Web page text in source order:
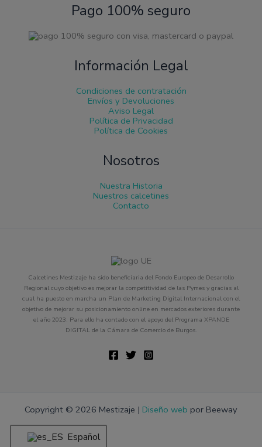
Pago 100% seguro
Información Legal
Condiciones de contratación
Envíos y Devoluciones
Aviso Legal
Política de Privacidad
Política de Cookies
Nosotros
Nuestra Historia
Nuestros calcetines
Contacto
Calcetines Mestizaje ha sido beneficiaria del Fondo Europeo de Desarrollo
Regional cuyo objetivo es mejorar la competitividad de las Pymes y gracias al
cual ha puesto en marcha un Plan de Marketing Digital Internacional con el
objetivo de mejorar su posicionamiento online en mercados exteriores durante
el año 2023. Para ello ha contado con el apoyo del Programa XPANDE
DIGITAL de la Cámara de Comercio de Burgos.
Copyright © 2026 Mestizaje | Diseño web por Beeway
Español